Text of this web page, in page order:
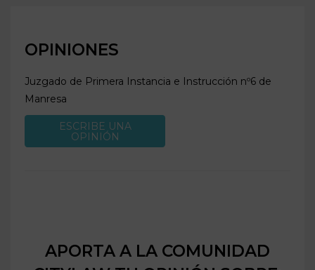
OPINIONES
Juzgado de Primera Instancia e Instrucción nº6 de
Manresa
ESCRIBE UNA
OPINIÓN
APORTA A LA COMUNIDAD